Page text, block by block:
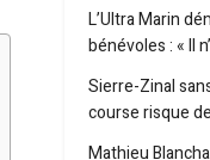
L’Ultra Marin
bénévoles : « Il
Sierre-Zinal
course risque
Mathieu